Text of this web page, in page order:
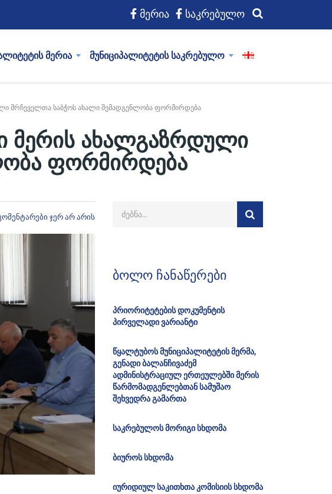
მერია საკრებულო
მერია მუნიციპალიტეტის საკრებულო
მრჩეველთა საბჭოს ახალი შემადგენლობა ფორმირდება
მერის ახალგაზრდული
ფორმირდება
ჯერ არ არის
ბოლო ჩანაწერები
პრიორიტეტების დოკუმენტის
პირველადი ვარიანტი
წყალტუბოს მუნიციპალიტეტის მერმა,
გენადი ბალანჩივაძემ
ადმინისტრაციულ ერთეულებში მერის
წარმომადგენლებთან სამუშაო
შეხვედრა გამართა
საკრებულოს მორიგი სხდომა
ბიუროს სხდომა
იურიდიულ საკითხთა კომისიის სხდომა